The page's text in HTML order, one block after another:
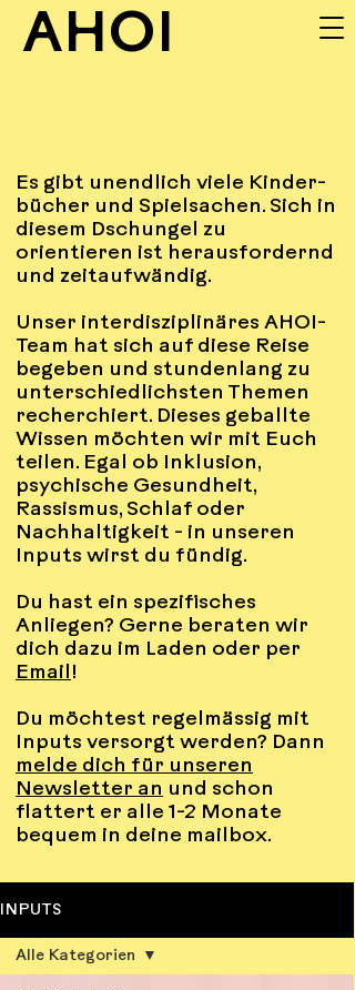
AHOI
INPUTS
Es gibt unendlich viele Kinder-
bücher und Spielsachen. Sich in
diesem Dschungel zu
orientieren ist herausfordernd
und zeitaufwändig.
Unser interdisziplinäres AHOI-
Team hat sich auf diese Reise
begeben und stundenlang zu
unterschiedlichsten Themen
recherchiert. Dieses geballte
Wissen möchten wir mit Euch
teilen. Egal ob Inklusion,
psychische Gesundheit,
Rassismus, Schlaf oder
Nachhaltigkeit - in unseren
Inputs wirst du fündig.
Du hast ein spezifisches
Anliegen? Gerne beraten wir
dich dazu im Laden oder per
Email !
Du möchtest regelmässig mit
Inputs versorgt werden? Dann
melde dich für unseren
Newsletter an und schon
flattert er alle 1-2 Monate
bequem in deine mailbox.
INPUTS
Alle Kategorien